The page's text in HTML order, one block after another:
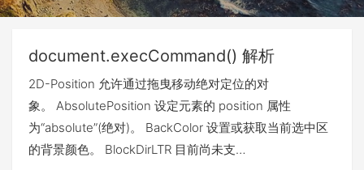
document.execCommand() 解析
2D-Position 允许通过拖曳移动绝对定位的对
象。 AbsolutePosition 设定元素的 position 属性
为“absolute”(绝对)。 BackColor 设置或获取当前选中区
的背景颜色。 BlockDirLTR 目前尚未支